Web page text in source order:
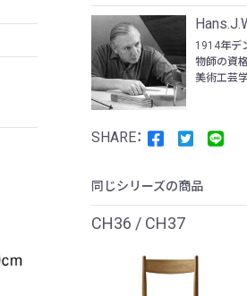
1914年デ
物師の資
美術工芸
同じシリーズの商品
CH36 / CH37